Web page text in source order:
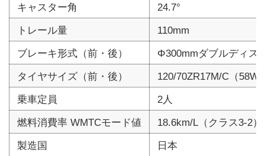
キャスター角
24.7°
トレール量
110mm
ブレーキ形式（前・後）
Φ300mmダブルディス
タイヤサイズ（前・後）
120/70ZR17M/C（58W
乗車定員
2人
燃料消費率 WMTCモード値
18.6km/L（クラス3-2
製造国
日本